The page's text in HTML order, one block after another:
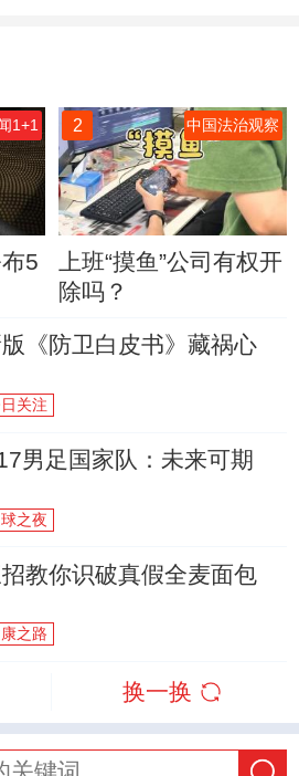
1+1
5
2 中国法治观察
上班“摸鱼”公司有权开
除吗？
《防卫白皮书》藏祸心
关注
男足国家队：未来可期
之夜
教你识破真假全麦面包
之路
换一换